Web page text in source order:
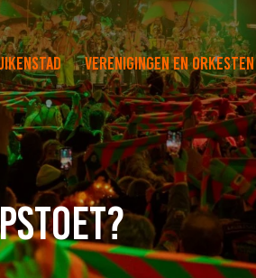
Verenigingen en orkesten